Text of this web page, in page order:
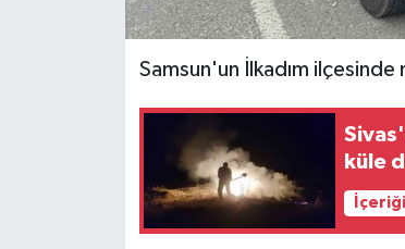
Samsun'un İlkadım ilçesinde
küle